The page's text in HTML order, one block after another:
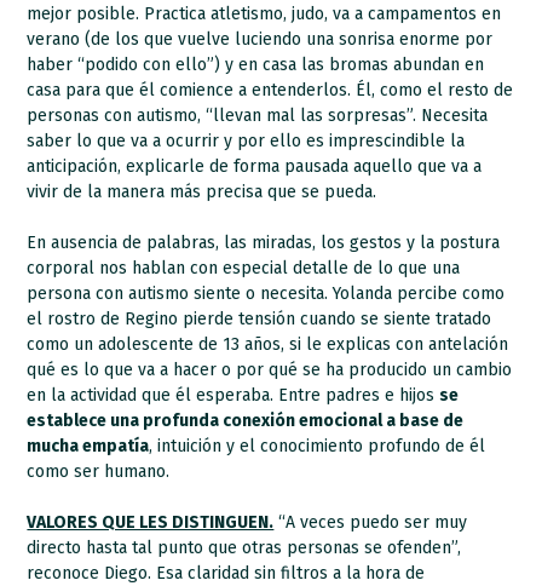
mejor posible. Practica atletismo, judo, va a campamentos en
verano (de los que vuelve luciendo una sonrisa enorme por
haber “podido con ello”) y en casa las bromas abundan en
casa para que él comience a entenderlos. Él, como el resto de
personas con autismo, “llevan mal las sorpresas”. Necesita
saber lo que va a ocurrir y por ello es imprescindible la
anticipación, explicarle de forma pausada aquello que va a
vivir de la manera más precisa que se pueda.
En ausencia de palabras, las miradas, los gestos y la postura
corporal nos hablan con especial detalle de lo que una
persona con autismo siente o necesita. Yolanda percibe como
el rostro de Regino pierde tensión cuando se siente tratado
como un adolescente de 13 años, si le explicas con antelación
qué es lo que va a hacer o por qué se ha producido un cambio
en la actividad que él esperaba. Entre padres e hijosse
establece una profunda conexión emocional a base de
mucha empatía, intuición y el conocimiento profundo de él
como ser humano.
VALORES QUE LES DISTINGUEN. “A veces puedo ser muy
directo hasta tal punto que otras personas se ofenden”,
reconoce Diego. Esa claridad sin filtros a la hora de